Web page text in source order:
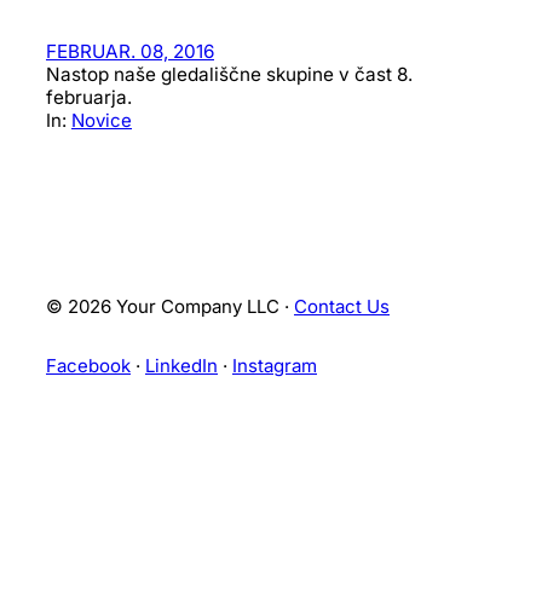
FEBRUAR. 08, 2016
Nastop naše gledališčne skupine v čast 8.
februarja.
In: Novice
© 2026 Your Company LLC · Contact Us
Facebook · LinkedIn · Instagram